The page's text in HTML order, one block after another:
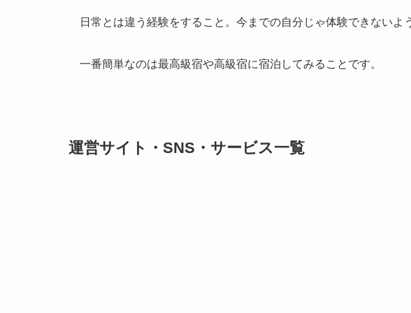
日常とは違う経験をすること。今までの自分じゃ体験できないよ
一番簡単なのは最高級宿や高級宿に宿泊してみることです。
運営サイト・SNS・サービス一覧